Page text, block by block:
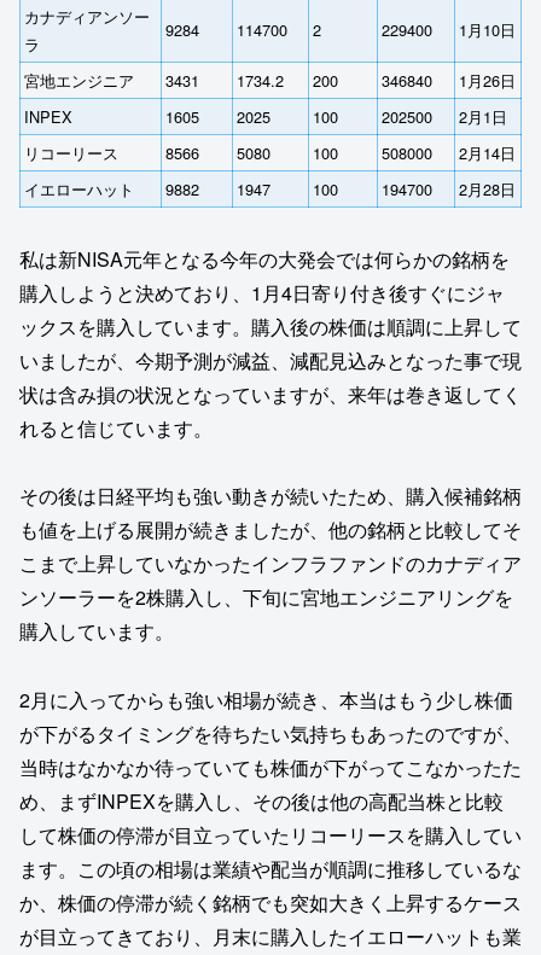
カナディアンソー
ラ
9284 114700 2 229400 1月10日
宮地エンジニア 3431 1734.2 200 346840
1月26日
INPEX
1605 2025 100 202500
2月1日
リコーリース
8566 5080 100 508000
2月14日
イエローハット
9882 1947 100 194700 2月28日
私は新NISA元年となる今年の大発会では何らかの銘柄を
購入しようと決めており、1月4日寄り付き後すぐにジャ
ックスを購入しています。購入後の株価は順調に上昇して
いましたが、今期予測が減益、減配見込みとなった事で現
状は含み損の状況となっていますが、来年は巻き返してく
れると信じています。
その後は日経平均も強い動きが続いたため、購入候補銘柄
も値を上げる展開が続きましたが、他の銘柄と比較してそ
こまで上昇していなかったインフラファンドのカナディア
ンソーラーを2株購入し、下旬に宮地エンジニアリングを
購入しています。
2月に入ってからも強い相場が続き、本当はもう少し株価
が下がるタイミングを待ちたい気持ちもあったのですが、
当時はなかなか待っていても株価が下がってこなかったた
め、まずINPEXを購入し、その後は他の高配当株と比較
して株価の停滞が目立っていたリコーリースを購入してい
ます。この頃の相場は業績や配当が順調に推移しているな
か、株価の停滞が続く銘柄でも突如大きく上昇するケース
が目立ってきており、月末に購入したイエローハットも業